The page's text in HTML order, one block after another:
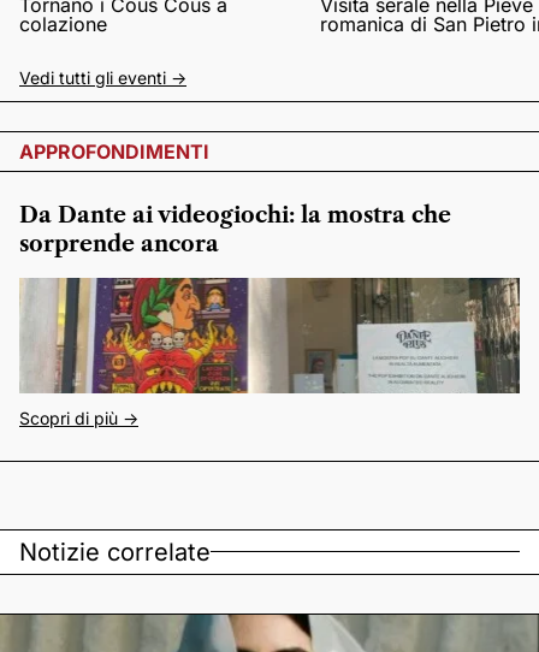
colazione
romanica di San Pietro
Vedi tutti gli eventi ->
APPROFONDIMENTI
Da Dante ai videogiochi: la mostra che
sorprende ancora
Scopri di più ->
Notizie correlate